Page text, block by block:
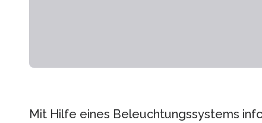
Mit Hilfe eines Beleuchtungssystems